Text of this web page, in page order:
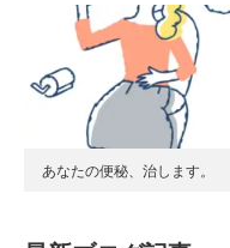
あなたの便秘、治します。